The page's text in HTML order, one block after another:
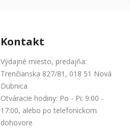
Kontakt
Výdajné miesto, predajňa:
Trenčianska 827/81, 018 51 Nová
Dubnica
Otváracie hodiny: Po - Pi: 9:00 -
17:00, alebo po telefonickom
dohovore